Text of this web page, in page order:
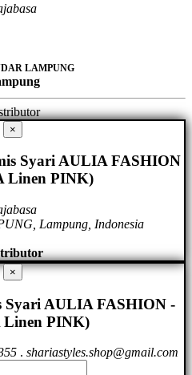
LAMPUNG
×
Syari AULIA FASHION
Linen PINK)
Lampung, Indonesia
×
Syari AULIA FASHION -
PINK)
. shariastyles.shop@gmail.com